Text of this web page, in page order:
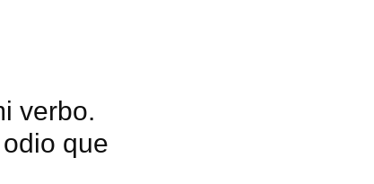
verbo.
que